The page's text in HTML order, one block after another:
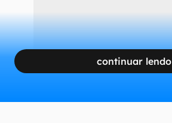
continuar lendo